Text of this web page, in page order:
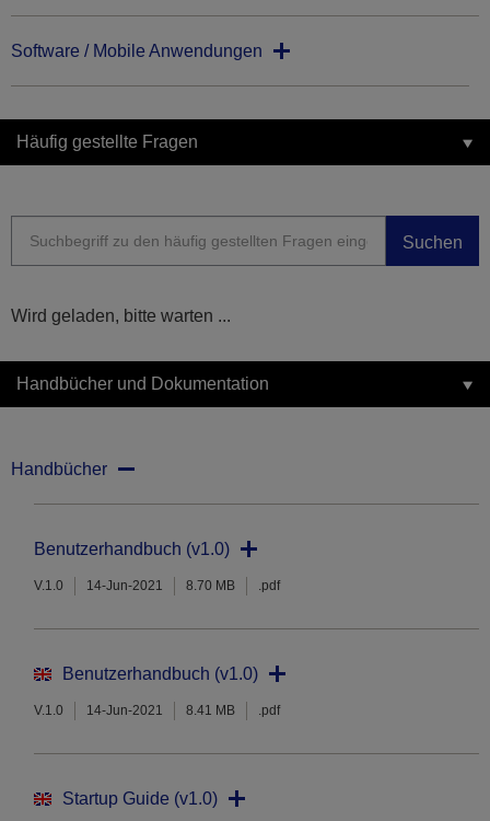
Software / Mobile Anwendungen
Häufig gestellte Fragen
Suchen
Wird geladen, bitte warten ...
Handbücher und Dokumentation
Handbücher
Benutzerhandbuch (v1.0)
V.1.0 14-Jun-2021 8.70 MB .pdf
Benutzerhandbuch (v1.0)
V.1.0 14-Jun-2021 8.41 MB .pdf
Startup Guide (v1.0)